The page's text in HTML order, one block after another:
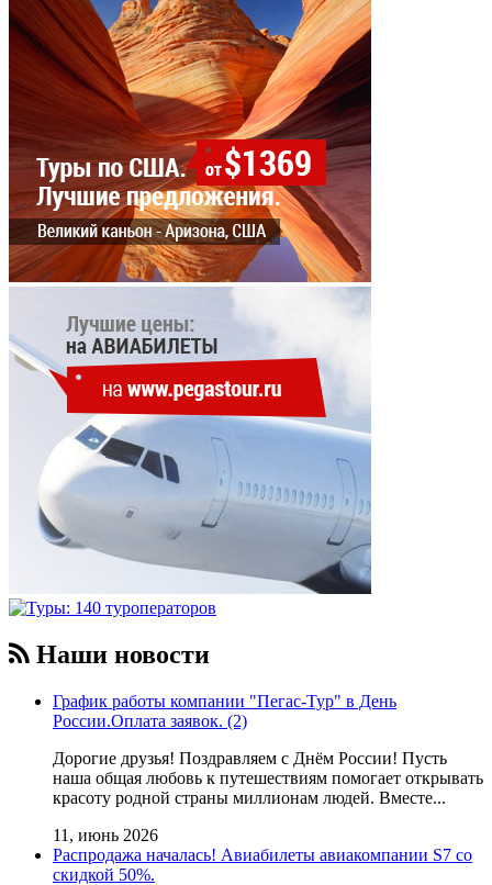
Наши новости
График работы компании "Пегас-Тур" в День
России.Оплата заявок. (2)
Дорогие друзья! Поздравляем с Днём России! Пусть
наша общая любовь к путешествиям помогает открывать
красоту родной страны миллионам людей. Вместе...
11, июнь 2026
Распродажа началась! Авиабилеты авиакомпании S7 со
скидкой 50%.